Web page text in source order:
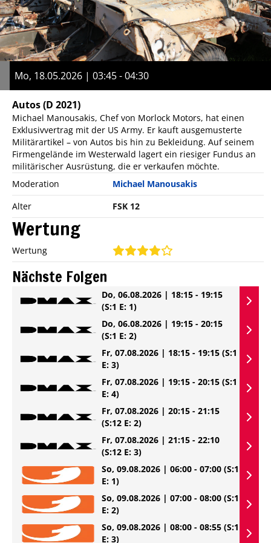
Mo, 18.05.2026 | 03:45 - 04:30
Autos(D 2021)
Michael Manousakis, Chef von Morlock Motors, hat einen
Exklusivvertrag mit der US Army. Er kauft ausgemusterte
Militärartikel – von Autos bis hin zu Bekleidung. Auf seinem
Firmengelände im Westerwald lagert ein riesiger Fundus an
militärischer Ausrüstung, die er verkaufen möchte.
Moderation
Michael Manousakis
Alter
FSK 12
Wertung
Wertung
Nächste Folgen
Do, 06.08.2026 | 18:15 - 19:15
(S:1 E: 1)
Do, 06.08.2026 | 19:15 - 20:15
(S:1 E: 2)
Fr, 07.08.2026 | 18:15 - 19:15 (S:1
E: 3)
Fr, 07.08.2026 | 19:15 - 20:15 (S:1
E: 4)
Fr, 07.08.2026 | 20:15 - 21:15
(S:12 E: 2)
Fr, 07.08.2026 | 21:15 - 22:10
(S:12 E: 3)
So, 09.08.2026 | 06:00 - 07:00 (S:1
E: 1)
So, 09.08.2026 | 07:00 - 08:00 (S:1
E: 2)
So, 09.08.2026 | 08:00 - 08:55 (S:1
E: 3)